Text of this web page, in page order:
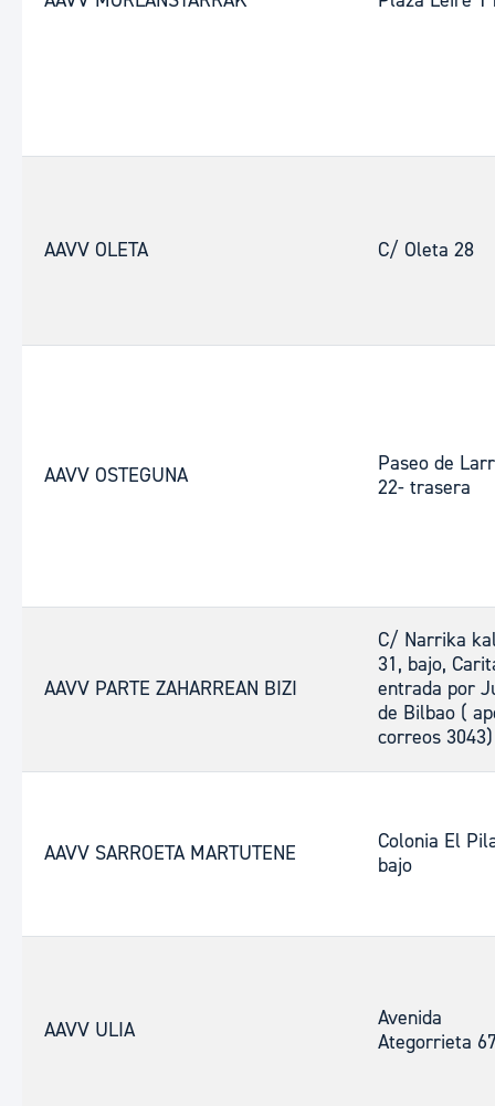
AAVV OLETA C/ Oleta 28
AAVV OSTEGUNA
Paseo de
22- trasera
AAVV PARTE ZAHARREAN BIZI
C/ Narrika
31, bajo,
entrada por
de Bilbao (
correos 3043)
AAVV SARROETA MARTUTENE
Colonia El
bajo
AAVV ULIA
Avenida
Ategorrieta